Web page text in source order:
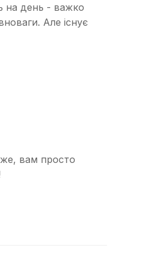
на день - важко
Але існує
вам просто